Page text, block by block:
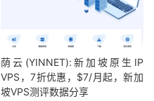
荫云(YINNET):新加坡原生IP
VPS，7折优惠，$7/月起，新加
坡VPS测评数据分享